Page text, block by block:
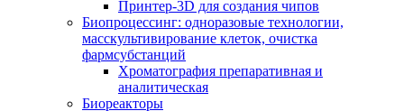
Принтер-3D для создания чипов
Биопроцессинг: одноразовые технологии,
масскультивирование клеток, очистка
фармсубстанций
Хроматография препаративная и
аналитическая
Биореакторы